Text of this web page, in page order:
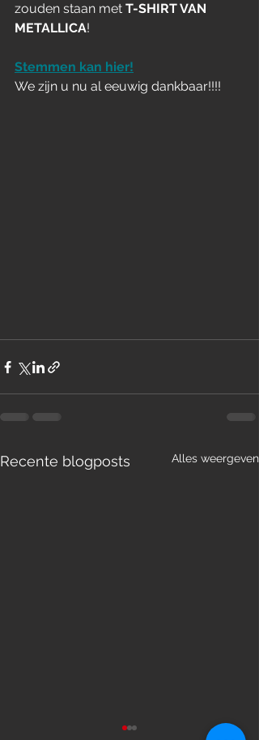
zouden staan met T-SHIRT VAN
METALLICA!
Stemmen kan hier!
We zijn u nu al eeuwig dankbaar!!!!
Recente blogposts Alles weergeven